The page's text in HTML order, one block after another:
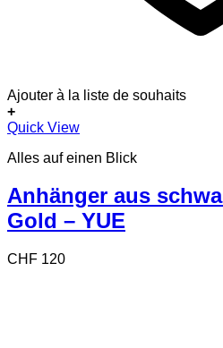
Ajouter à la liste de souhaits
+
Quick View
Alles auf einen Blick
Anhänger aus
Gold – YUE
CHF 120